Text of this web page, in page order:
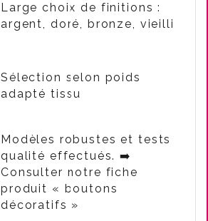
Large choix de finitions :
argent, doré, bronze, vieilli
Sélection selon poids
adapté tissu
Modèles robustes et tests
qualité effectués.➡️
Consulter notre fiche
produit « boutons
décoratifs »